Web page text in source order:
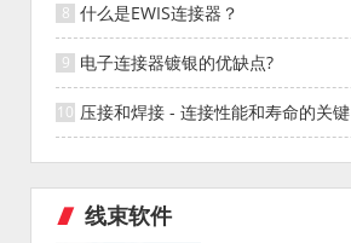
什么是EWIS连接器？
电子连接器镀银的优缺点?
压接和焊接 - 连接性能和寿命的关键
线束软件